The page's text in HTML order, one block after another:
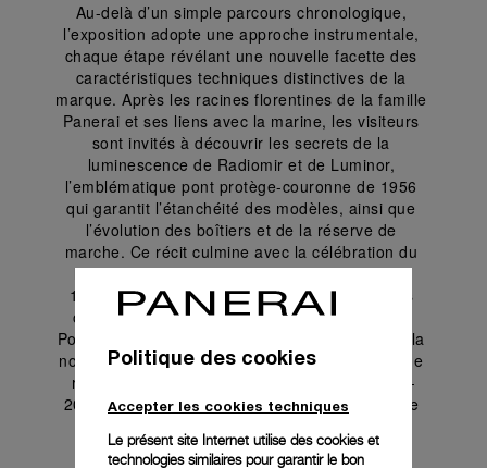
Au-delà d’un simple parcours chronologique,
l’exposition adopte une approche instrumentale,
chaque étape révélant une nouvelle facette des
caractéristiques techniques distinctives de la
marque. Après les racines florentines de la famille
Panerai et ses liens avec la marine, les visiteurs
sont invités à découvrir les secrets de la
luminescence de Radiomir et de Luminor,
l’emblématique pont protège-couronne de 1956
qui garantit l’étanchéité des modèles, ainsi que
l’évolution des boîtiers et de la réserve de
marche. Ce récit culmine avec la célébration du
lancement public de Panerai le 10 septembre
1993, qui témoigne de sa capacité à créer des
outils de qualité militaire nés d’une nécessité.
Pour célébrer cet anniversaire, Panerai a lancé la
nouvelle Luminor Marina Militare PAM05218, une
réinterprétation fidèle de la Luminor réf. 5218-
202/A initialement créée pour la Marine Militaire
premiers modèles Luminor et Mare Nostrum.
Politique des cookies
Accepter les cookies techniques
Le présent site Internet utilise des cookies et
technologies similaires pour garantir le bon